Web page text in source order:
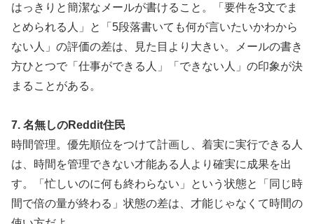
はっきりと簡潔なメールが書けること。「要件を3文でま
とめられる人」と「5段落書いても何が言いたいかわから
ない人」の評価の差は、見た目より大きい。メールの書き
方ひとつで「仕事ができる人」「できない人」の印象が決
まることがある。
7. 名無しのReddit住民
時間管理。優先順位をつけて計画し、着実に実行できる人
は、時間を管理できない才能ある人より確実に成果を出
す。「忙しいのに何も終わらない」という状態と「同じ時
間で倍の量が終わる」状態の差は、才能じゃなくて時間の